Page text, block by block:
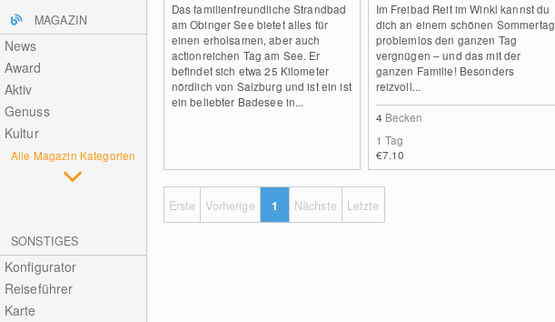
MAGAZIN
News
Award
Aktiv
Genuss
Kultur
Alle Magazin Kategorien
SONSTIGES
Konfigurator
Reiseführer
Karte
Das familienfreundliche Strandbad
am Obinger See bietet alles für
einen erholsamen, aber auch
actionreichen Tag am See. Er
befindet sich etwa 25 Kilometer
nördlich von Salzburg und ist ein ist
ein beliebter Badesee in...
Im Freibad Reit im Winkl kannst du
dich an einem schönen Sommertag
problemlos den ganzen Tag
vergnügen – und das mit der
ganzen Familie! Besonders
reizvoll...
4 Becken
1 Tag
€7.10
Erste Vorherige 1 Nächste Letzte